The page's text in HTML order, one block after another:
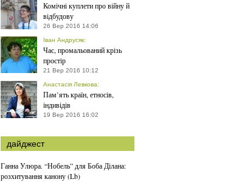
Комічні куплети про війну й
відбудову
26 Вер 2016 14:06
Іван Андрусяк:
Час, промальований крізь
простір
21 Вер 2016 10:12
Анастасія Левкова:
Пам’ять країн, етносів,
індивідів
19 Вер 2016 16:02
дайджест
Ганна Улюра. “Нобель” для Боба Ділана:
розхитування канону (Lb)